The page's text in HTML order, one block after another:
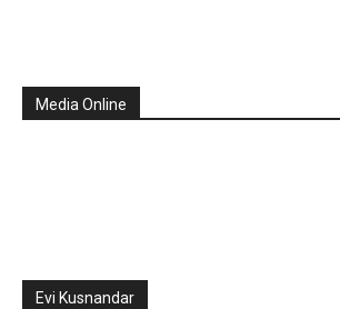
Media Online
Evi Kusnandar